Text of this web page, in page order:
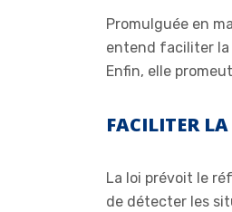
Promulguée en
entend faciliter la
Enfin, elle
FACILITER
La loi prévoit le
de détecter les